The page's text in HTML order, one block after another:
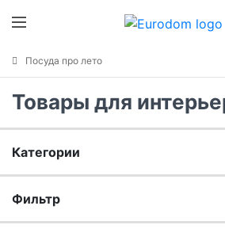
Посуда про лето
Товары для
Категории
Ювелирные изделия и аксессуары
Фильтр